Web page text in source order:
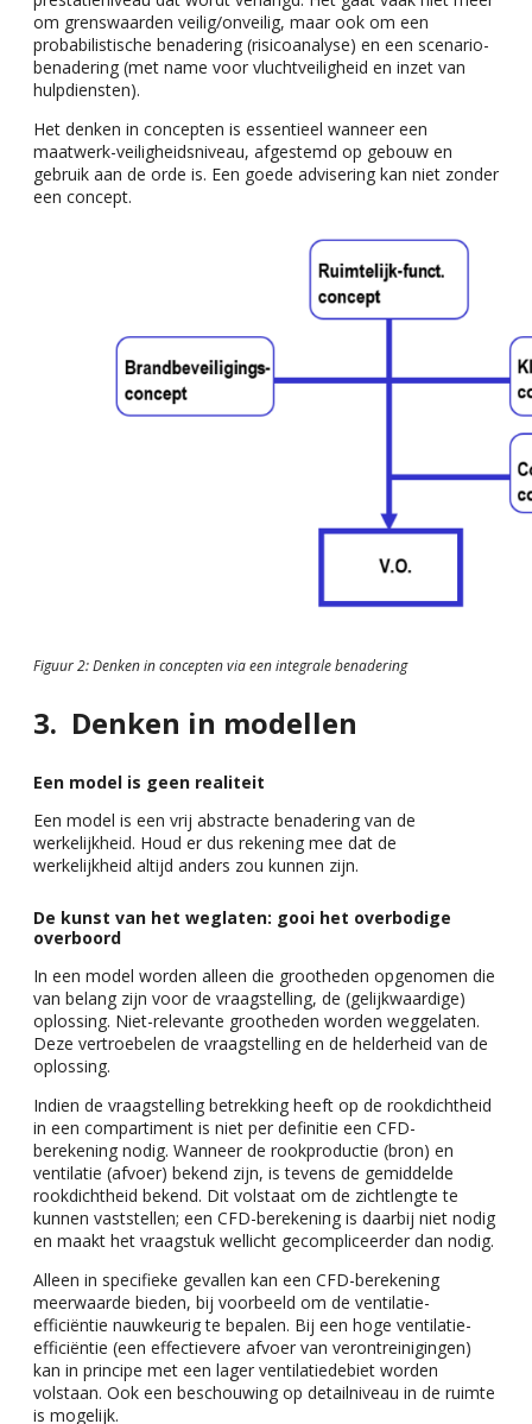
om grenswaarden veilig/onveilig, maar ook om een
probabilistische benadering (risicoanalyse) en een scenario-
benadering (met name voor vluchtveiligheid en inzet van
hulpdiensten).
Het denken in concepten is essentieel wanneer een
maatwerk-veiligheidsniveau, afgestemd op gebouw en
gebruik aan de orde is. Een goede advisering kan niet zonder
een concept.
Figuur 2: Denken in concepten via een integrale benadering
Denken in modellen
Een model is geen realiteit
Een model is een vrij abstracte benadering van de
werkelijkheid. Houd er dus rekening mee dat de
werkelijkheid altijd anders zou kunnen zijn.
De kunst van het weglaten: gooi het overbodige
overboord
In een model worden alleen die grootheden opgenomen die
van belang zijn voor de vraagstelling, de (gelijkwaardige)
oplossing. Niet-relevante grootheden worden weggelaten.
Deze vertroebelen de vraagstelling en de helderheid van de
oplossing.
Indien de vraagstelling betrekking heeft op de rookdichtheid
in een compartiment is niet per definitie een CFD-
berekening nodig. Wanneer de rookproductie (bron) en
ventilatie (afvoer) bekend zijn, is tevens de gemiddelde
rookdichtheid bekend. Dit volstaat om de zichtlengte te
kunnen vaststellen; een CFD-berekening is daarbij niet nodig
en maakt het vraagstuk wellicht gecompliceerder dan nodig.
Alleen in specifieke gevallen kan een CFD-berekening
meerwaarde bieden, bij voorbeeld om de ventilatie-
efficiëntie nauwkeurig te bepalen. Bij een hoge ventilatie-
efficiëntie (een effectievere afvoer van verontreinigingen)
kan in principe met een lager ventilatiedebiet worden
volstaan. Ook een beschouwing op detailniveau in de ruimte
is mogelijk.